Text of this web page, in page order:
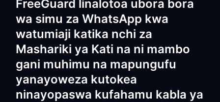
FreeGuard linalotoa ubora bora
wa simu za WhatsApp kwa
watumiaji katika nchi za
Mashariki ya Kati na ni mambo
gani muhimu na mapungufu
yanayoweza kutokea
ninayopaswa kufahamu kabla ya